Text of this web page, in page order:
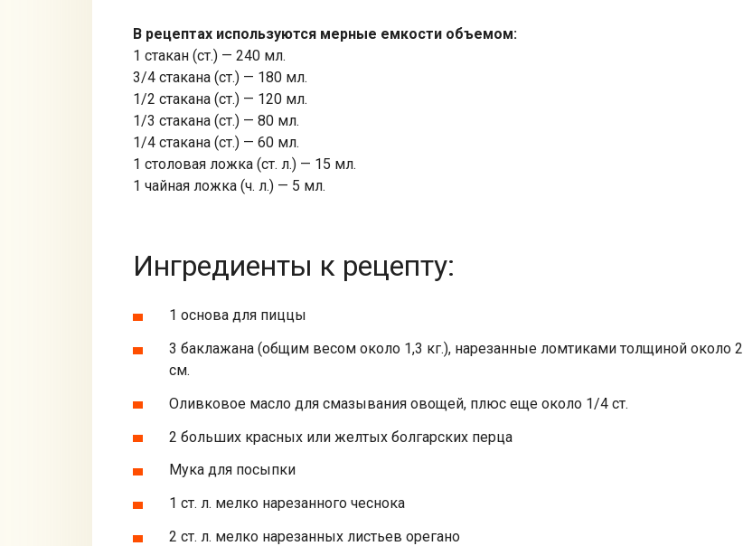
В рецептах используются мерные емкости объемом:
1 стакан (ст.) — 240 мл.
3/4 стакана (ст.) — 180 мл.
1/2 стакана (ст.) — 120 мл.
1/3 стакана (ст.) — 80 мл.
1/4 стакана (ст.) — 60 мл.
1 столовая ложка (ст. л.) — 15 мл.
1 чайная ложка (ч. л.) — 5 мл.
Ингредиенты к рецепту:
1 основа для пиццы
3 баклажана (общим весом около 1,3 кг.), нарезанные ломтиками толщиной около 2
см.
Оливковое масло для смазывания овощей, плюс еще около 1/4 ст.
2 больших красных или желтых болгарских перца
Мука для посыпки
1 ст. л. мелко нарезанного чеснока
2 ст. л. мелко нарезанных листьев орегано